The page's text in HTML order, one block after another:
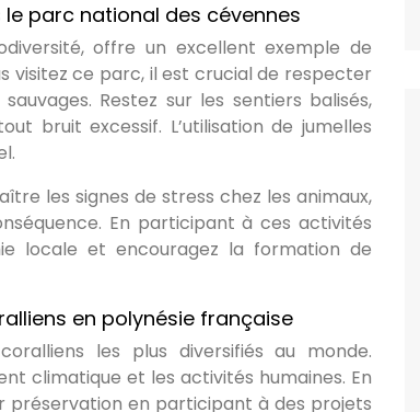
parc national des cévennes
offre un excellent exemple de
visitez ce parc, il est crucial de respecter
Restez sur les sentiers balisés,
bruit excessif. L’utilisation de jumelles
les signes de stress chez les animaux,
En participant à ces activités
locale et encouragez la formation de
en polynésie française
les plus diversifiés au monde.
climatique et les activités humaines. En
préservation en participant à des projets